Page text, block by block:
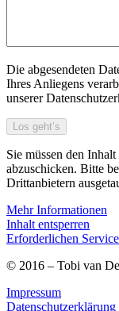
Die abgesendeten
Ihres Anliegens
unserer
Sie müssen den
abzuschicken. Bitte
Drittanbietern
Mehr Informationen
Inhalt entsperren
Erforderlichen
© 2016 – Tobi van
Impressum
Datenschutzerklärung